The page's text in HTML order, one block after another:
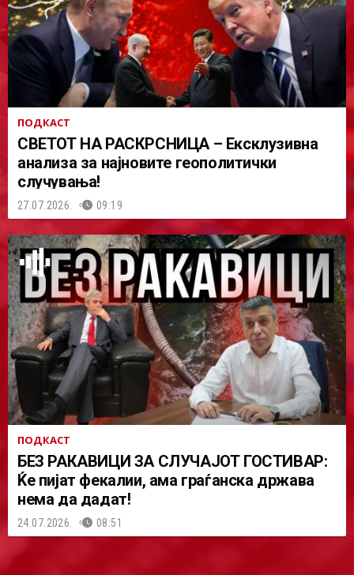
ПОДКАСТ
СВЕТОТ НА РАСКРСНИЦА – Ексклузивна
анализа за најновите геополитички
случувања!
27.07.2026. 09:19
ПОДКАСТ
БЕЗ РАКАВИЦИ ЗА СЛУЧАЈОТ ГОСТИВАР:
Ќе пијат фекалии, ама граѓанска држава
нема да дадат!
24.07.2026. 08:51